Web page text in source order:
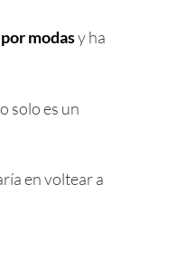
modasy ha
solo es un
en voltear a